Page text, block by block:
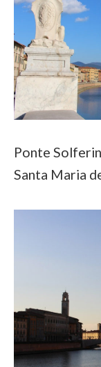
Ponte
Santa Maria